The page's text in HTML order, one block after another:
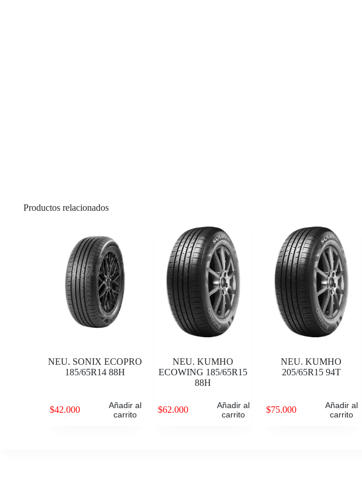
Productos relacionados
NEU. SONIX ECOPRO
185/65R14 88H
$42.000
Añadir al
carrito
NEU. KUMHO
ECOWING 185/65R15
88H
$62.000
Añadir al
carrito
NEU. KUMHO
205/65R15 94T
$75.000
Añadir al
carrito